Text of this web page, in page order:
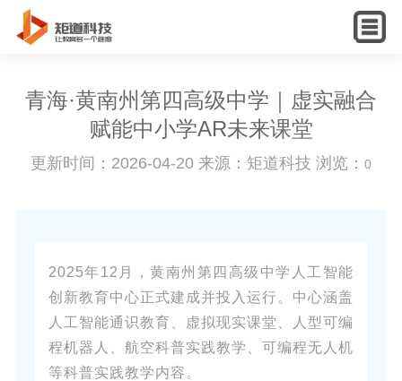
English
青海·黄南州第四高级中学｜虚实融合
赋能中小学AR未来课堂
更新时间：2026-04-20 来源：矩道科技 浏览： 0
2025年12月，黄南州第四高级中学人工智能
创新教育中心正式建成并投入运行。中心涵盖
人工智能通识教育、虚拟现实课堂、人型可编
程机器人、航空科普实践教学、可编程无人机
等科普实践教学内容。